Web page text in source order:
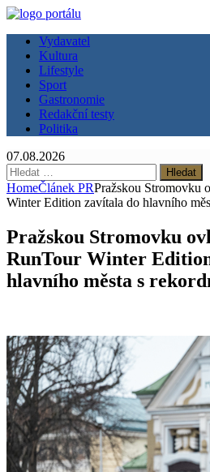
Vydavatel
Kultura
Lifestyle
Sport
Gastronomie
Redakční testy
Politika
07.08.2026
Vyhledávání
HomeČlánek PRPražskou Stromovku
Winter Edition zavítala do hlavního
Pražskou Stromovku
RunTour Winter
hlavního města s